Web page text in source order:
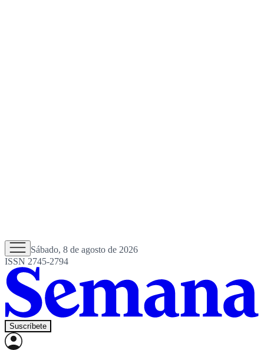
Sábado, 8 de agosto de 2026
ISSN 2745-2794
Suscríbete